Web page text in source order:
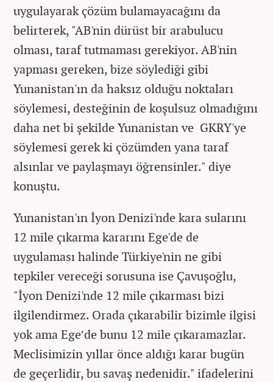
uygulayarak çözüm bulamayacağını da
belirterek, "AB'nin dürüst bir arabulucu
olması, taraf tutmaması gerekiyor. AB'nin
yapması gereken, bize söylediği gibi
Yunanistan'ın da haksız olduğu noktaları
söylemesi, desteğinin de koşulsuz olmadığını
daha net bi şekilde Yunanistan ve GKRY'ye
söylemesi gerek ki çözümden yana taraf
alsınlar ve paylaşmayı öğrensinler." diye
konuştu.
Yunanistan'ın İyon Denizi'nde kara sularını
12 mile çıkarma kararını Ege'de de
uygulaması halinde Türkiye'nin ne gibi
tepkiler vereceği sorusuna ise Çavuşoğlu,
"İyon Denizi'nde 12 mile çıkarması bizi
ilgilendirmez. Orada çıkarabilir bizimle ilgisi
yok ama Ege’de bunu 12 mile çıkaramazlar.
Meclisimizin yıllar önce aldığı karar bugün
de geçerlidir, bu savaş nedenidir." ifadelerini